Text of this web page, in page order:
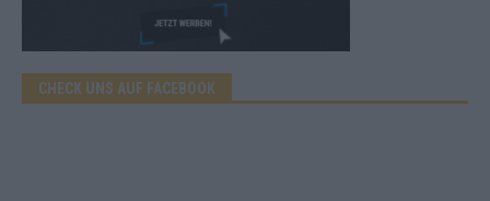
CHECK UNS AUF FACEBOOK